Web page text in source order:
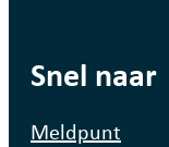
Snel naar
Meldpunt